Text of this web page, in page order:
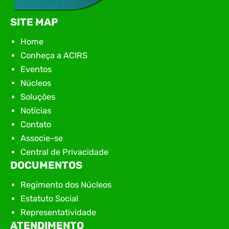
SITE MAP
Home
Conheça a ACIRS
Eventos
Núcleos
Soluções
Notícias
Contato
Associe-se
Central de Privacidade
DOCUMENTOS
Regimento dos Núcleos
Estatuto Social
Representatividade
ATENDIMENTO